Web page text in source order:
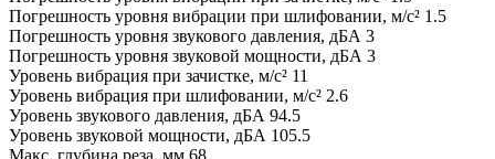
Погрешность уровня вибрации при шлифовании, м/с² 1.5
Погрешность уровня звукового давления, дБА 3
Погрешность уровня звуковой мощности, дБА 3
Уровень вибрация при зачистке, м/с² 11
Уровень вибрация при шлифовании, м/с² 2.6
Уровень звукового давления, дБА 94.5
Уровень звуковой мощности, дБА 105.5
Макс. глубина реза, мм 68